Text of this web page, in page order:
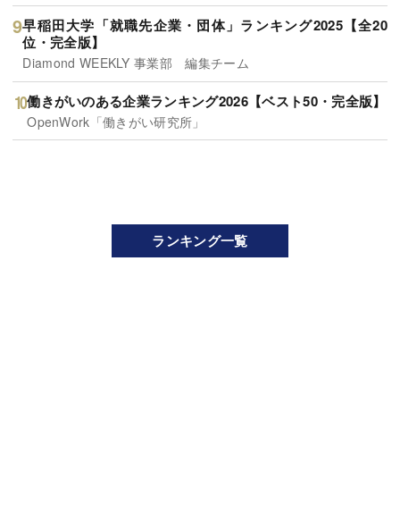
早稲田大学「就職先企業・団体」ランキング2025【全20
位・完全版】
Diamond WEEKLY 事業部 編集チーム
働きがいのある企業ランキング2026【ベスト50・完全版】
OpenWork「働きがい研究所」
ランキング一覧